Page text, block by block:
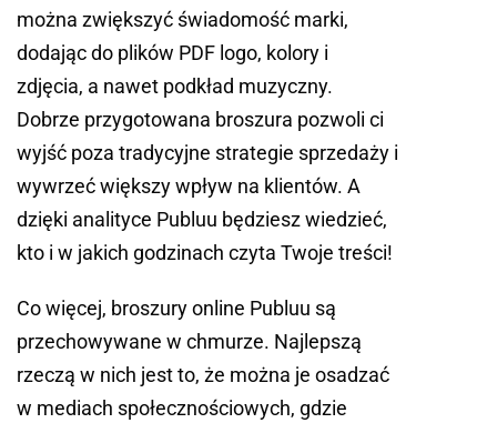
można zwiększyć świadomość marki,
dodając do plików PDF logo, kolory i
zdjęcia, a nawet podkład muzyczny.
Dobrze przygotowana broszura pozwoli ci
wyjść poza tradycyjne strategie sprzedaży i
wywrzeć większy wpływ na klientów. A
dzięki analityce Publuu będziesz wiedzieć,
kto i w jakich godzinach czyta Twoje treści!
Co więcej, broszury online Publuu są
przechowywane w chmurze. Najlepszą
rzeczą w nich jest to, że można je osadzać
w mediach społecznościowych, gdzie